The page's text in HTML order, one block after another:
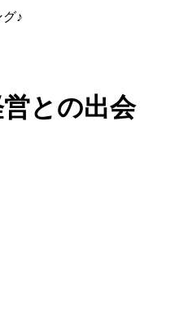
♪
との出会